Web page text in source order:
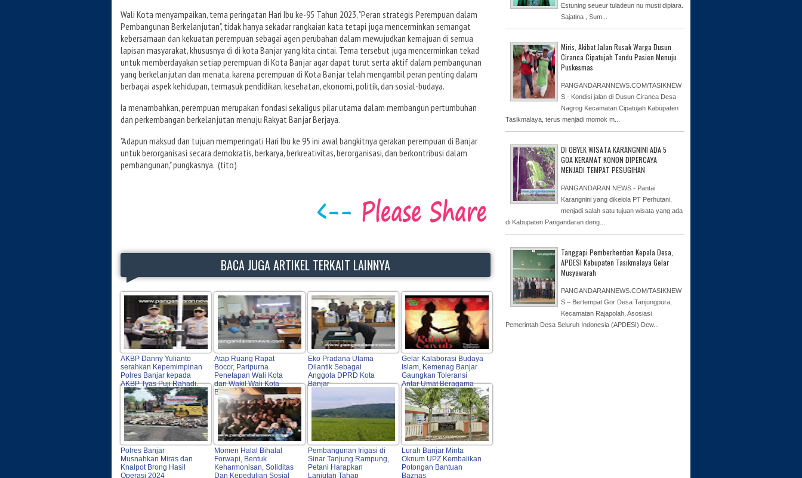
Wali Kota menyampaikan, tema peringatan Hari Ibu ke-95 Tahun 2023, "Peran strategis Perempuan dalam
Pembangunan Berkelanjutan", tidak hanya sekadar rangkaian kata tetapi juga mencerminkan semangat
kebersamaan dan kekuatan perempuan sebagai agen perubahan dalam mewujudkan kemajuan di semua
lapisan masyarakat, khususnya di di kota Banjar yang kita cintai. Tema tersebut juga mencerminkan tekad
untuk memberdayakan setiap perempuan di Kota Banjar agar dapat turut serta aktif dalam pembangunan
yang berkelanjutan dan menata, karena perempuan di Kota Banjar telah mengambil peran penting dalam
berbagai aspek kehidupan, termasuk pendidikan, kesehatan, ekonomi, politik, dan sosial-budaya.
Ia menambahkan, perempuan merupakan fondasi sekaligus pilar utama dalam membangun pertumbuhan
dan perkembangan berkelanjutan menuju Rakyat Banjar Berjaya.
"Adapun maksud dan tujuan memperingati Hari Ibu ke 95 ini awal bangkitnya gerakan perempuan di Banjar
untuk berorganisasi secara demokratis, berkarya, berkreativitas, berorganisasi, dan berkontribusi dalam
pembangunan," pungkasnya. (tito)
BACA JUGA ARTIKEL TERKAIT LAINNYA
AKBP Danny Yulianto
serahkan Kepemimpinan
Polres Banjar kepada
AKBP Tyas Puji Rahadi.
Atap Ruang Rapat
Bocor, Paripurna
Penetapan Wali Kota
dan Wakil Wali Kota
Banjar terganggu
Eko Pradana Utama
Dilantik Sebagai
Anggota DPRD Kota
Banjar
Gelar Kalaborasi Budaya
Islam, Kemenag Banjar
Gaungkan Toleransi
Antar Umat Beragama
Polres Banjar
Musnahkan Miras dan
Knalpot Brong Hasil
Operasi 2024
Momen Halal Bihalal
Forwapi, Bentuk
Keharmonisan, Soliditas
Dan Kepedulian Sosial
Pembangunan Irigasi di
Sinar Tanjung Rampung,
Petani Harapkan
Lanjutan Tahap
Lurah Banjar Minta
Oknum UPZ Kembalikan
Potongan Bantuan
Baznas
Estuning seueur tuladeun nu musti dipiara.
Sajatina , Sum...
Miris, Akibat Jalan Rusak Warga Dusun
Ciranca Cipatujah Tandu Pasien Menuju
Puskesmas
PANGANDARANNEWS.COM/TASIKNEW
S - Kondisi jalan di Dusun Ciranca Desa
Nagrog Kecamatan Cipatujah Kabupaten
Tasikmalaya, terus menjadi momok m...
DI OBYEK WISATA KARANGNINI ADA 5
GOA KERAMAT KONON DIPERCAYA
MENJADI TEMPAT PESUGIHAN
PANGANDARAN NEWS - Pantai
Karangnini yang dikelola PT Perhutani,
menjadi salah satu tujuan wisata yang ada
di Kabupaten Pangandaran deng...
Tanggapi Pemberhentian Kepala Desa,
APDESI Kabupaten Tasikmalaya Gelar
Musyawarah
PANGANDARANNEWS.COM/TASIKNEW
S – Bertempat Gor Desa Tanjungpura,
Kecamatan Rajapolah, Asosiasi
Pemerintah Desa Seluruh Indonesia (APDESI) Dew...